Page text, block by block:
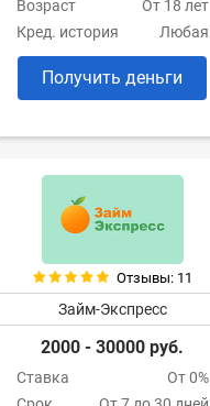
Возраст
От 18 лет
Кред. история
Любая
Получить деньги
Отзывы: 11
Займ-Экспресс
2000 - 30000 руб.
Ставка
От 0%